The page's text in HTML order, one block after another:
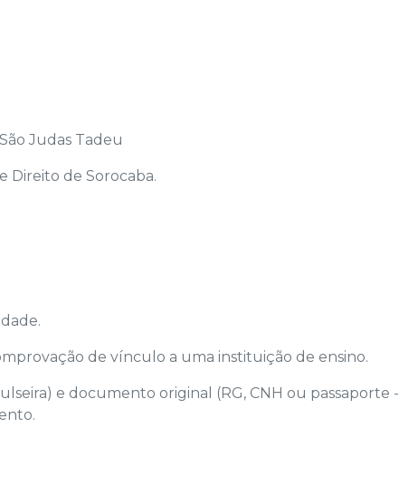
Judas Tadeu
Direito de Sorocaba.
de vínculo a uma instituição de ensino.
e documento original (RG, CNH ou passaporte -